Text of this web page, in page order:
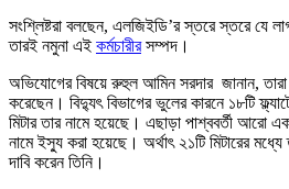
সংশ্লিষ্টরা বলছেন, এলজিইডি’র স্তরে স্তরে যে
তারই নমুনা এই কর্মচারীরসম্পদ।
অভিযোগের বিষয়ে রুহুল আমিন সরদার জানান,
করেছেন। বিদ্যুৎ বিভাগের ভুলের কারনে ১৮টি
মিটার তার নামে হয়েছে। এছাড়া পাশ্ববর্তী আরো
নামে ইস্যু করা হয়েছে। অর্থাৎ ২১টি মিটারের
দাবি করেন তিনি।